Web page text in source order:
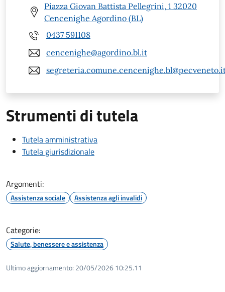
Piazza Giovan Battista Pellegrini, 1 32020
Cencenighe Agordino (BL)
0437 591108
cencenighe@agordino.bl.it
Strumenti di tutela
Tutela amministrativa
Tutela giurisdizionale
Argomenti:
Assistenza sociale Assistenza agli invalidi
Categorie:
Salute, benessere e assistenza
Ultimo aggiornamento: 20/05/2026 10:25.11